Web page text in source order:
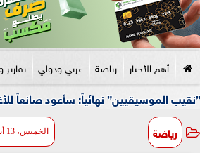
أهم الأخبار رياضة عربي ودولي
نهائياً: سأعود صانعاً للأغنية
رياضة الخميس، 13 أبريل 2023